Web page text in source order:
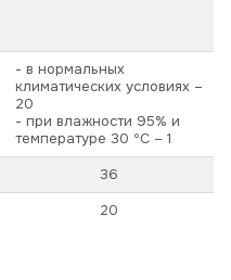
- в нормальных
климатических условиях –
20
- при влажности 95% и
температуре 30 ºС – 1
36
20